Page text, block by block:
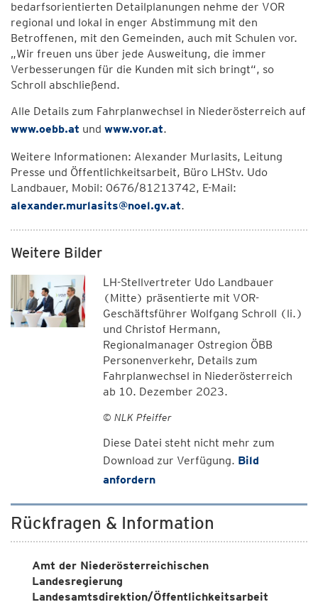
bedarfsorientierten Detailplanungen nehme der VOR
regional und lokal in enger Abstimmung mit den
Betroffenen, mit den Gemeinden, auch mit Schulen vor.
„Wir freuen uns über jede Ausweitung, die immer
Verbesserungen für die Kunden mit sich bringt“, so
Schroll abschließend.
Alle Details zum Fahrplanwechsel in Niederösterreich auf
www.oebb.at und www.vor.at.
Weitere Informationen: Alexander Murlasits, Leitung
Presse und Öffentlichkeitsarbeit, Büro LHStv. Udo
Landbauer, Mobil: 0676/81213742, E-Mail:
alexander.murlasits@noel.gv.at.
Weitere Bilder
LH-Stellvertreter Udo Landbauer
(Mitte) präsentierte mit VOR-
Geschäftsführer Wolfgang Schroll (li.)
und Christof Hermann,
Regionalmanager Ostregion ÖBB
Personenverkehr, Details zum
Fahrplanwechsel in Niederösterreich
ab 10. Dezember 2023.
© NLK Pfeiffer
Diese Datei steht nicht mehr zum
Download zur Verfügung. Bild
anfordern
Rückfragen & Information
Amt der Niederösterreichischen
Landesregierung
Landesamtsdirektion/Öffentlichkeitsarbeit